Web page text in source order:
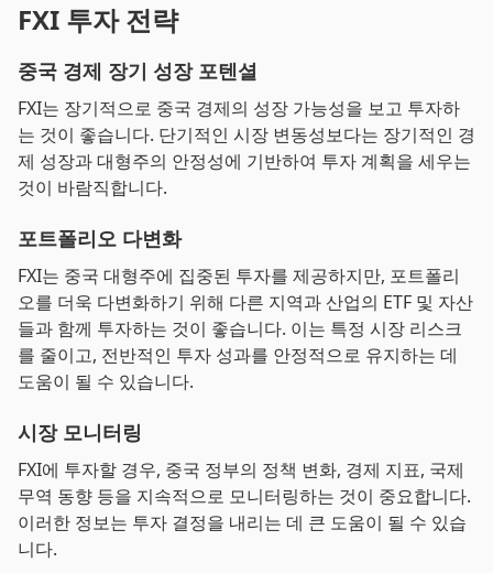
FXI 투자 전략
중국 경제 장기 성장 포텐셜
FXI는 장기적으로 중국 경제의 성장 가능성을 보고 투자하
는 것이 좋습니다. 단기적인 시장 변동성보다는 장기적인 경
제 성장과 대형주의 안정성에 기반하여 투자 계획을 세우는
것이 바람직합니다.
포트폴리오 다변화
FXI는 중국 대형주에 집중된 투자를 제공하지만, 포트폴리
오를 더욱 다변화하기 위해 다른 지역과 산업의 ETF 및 자산
들과 함께 투자하는 것이 좋습니다. 이는 특정 시장 리스크
를 줄이고, 전반적인 투자 성과를 안정적으로 유지하는 데
도움이 될 수 있습니다.
시장 모니터링
FXI에 투자할 경우, 중국 정부의 정책 변화, 경제 지표, 국제
무역 동향 등을 지속적으로 모니터링하는 것이 중요합니다.
이러한 정보는 투자 결정을 내리는 데 큰 도움이 될 수 있습
니다.